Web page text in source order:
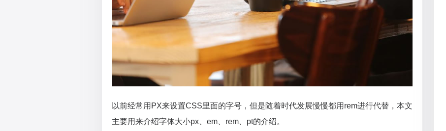
以前经常用PX来设置CSS里面的字号，但是随着时代发展慢慢都用rem进行代替，本文
主要用来介绍字体大小px、em、rem、pt的介绍。